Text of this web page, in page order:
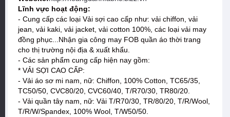
Lĩnh vực hoạt động:
- Cung cấp các loại Vải sợi cao cấp như: vải chiffon, vải
jean, vải kaki, vải jacket, vải cotton 100%, các loại vải may
đồng phục...Nhận gia công may FOB quần áo thời trang
cho thị trường nội địa & xuất khẩu.
- Các sản phẩm cung cấp hiện nay gồm:
* VẢI SỢI CAO CẤP:
- Vải áo sơ mi nam, nữ: Chiffon, 100% Cotton, TC65/35,
TC50/50, CVC80/20, CVC60/40, T/R70/30, TR80/20.
- Vải quần tây nam, nữ: Vải T/R70/30, TR/80/20, T/R/Wool,
T/R/W/Spandex, 100% Wool, T/W50/50.